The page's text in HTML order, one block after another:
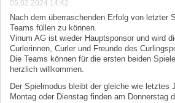
05.02.2024 14:42
Nach dem überraschenden Erfolg von letzter
Teams füllen zu können.
Vinum AG ist wieder Hauptsponsor und wird
Curlerinnen, Curler und Freunde des
Die Teams können für die ersten beiden
herzlich willkommen.
Der Spielmodus bleibt der gleiche wie letztes
Montag oder Dienstag finden am Donnerstag